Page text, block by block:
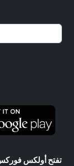
تفتح أولكس